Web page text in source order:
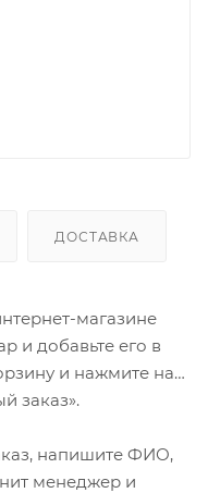
ДОСТАВКА
магазине
и добавьте его в
и нажмите на
заказ».
напишите ФИО,
менеджер и